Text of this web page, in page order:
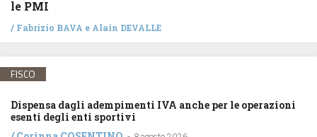
le PMI
/ Fabrizio BAVA e Alain DEVALLE
FISCO
Dispensa dagli adempimenti IVA anche per le operazioni
esenti degli enti sportivi